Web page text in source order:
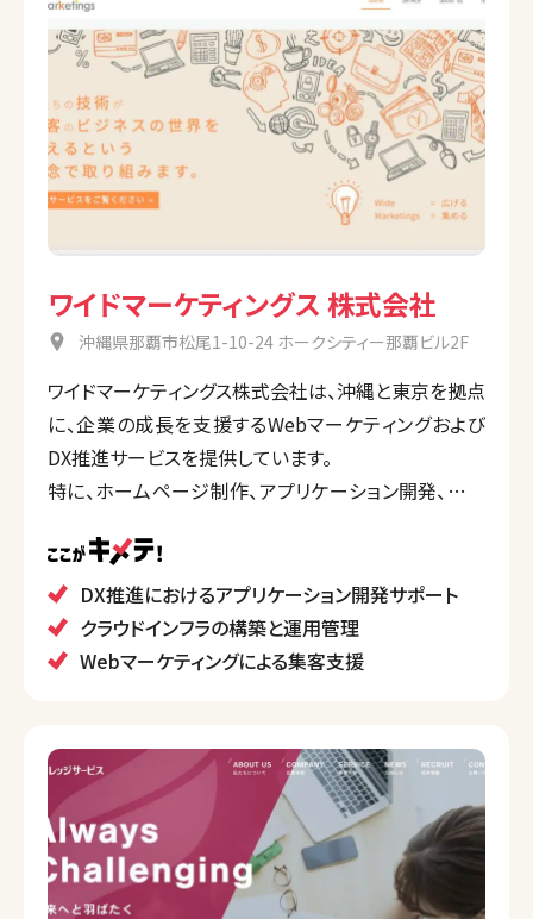
ワイドマーケティングス 株式会社
沖縄県那覇市松尾1-10-24 ホークシティー那覇ビル2F
ワイドマーケティングス株式会社は、沖縄と東京を拠点
に、企業の成長を支援するWebマーケティングおよび
DX推進サービスを提供しています。
特に、ホームページ制作、アプリケーション開発、業務
ることを重視。クラウドインフラの構築から運用まで幅
広いサポートを行い、沖縄を中心に全国的なプロジェ
クトも手掛けています。
DX推進におけるアプリケーション開発サポート
クラウドインフラの構築と運用管理
Webマーケティングによる集客支援